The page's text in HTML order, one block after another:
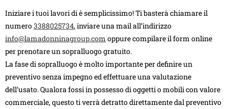
Iniziare i tuoi lavori di è semplicissimo! Ti basterà chiamare il
numero3388025734, inviare una mail all’indirizzo
info@lamadonninagroup.com oppure compilare il form online
per prenotare un sopralluogo gratuito.
La fase di sopralluogo è molto importante per definire un
preventivo senza impegno ed effettuare una valutazione
dell’usato. Qualora fossi in possesso di oggetti o mobili con valore
commerciale, questo ti verrà detratto direttamente dal preventivo